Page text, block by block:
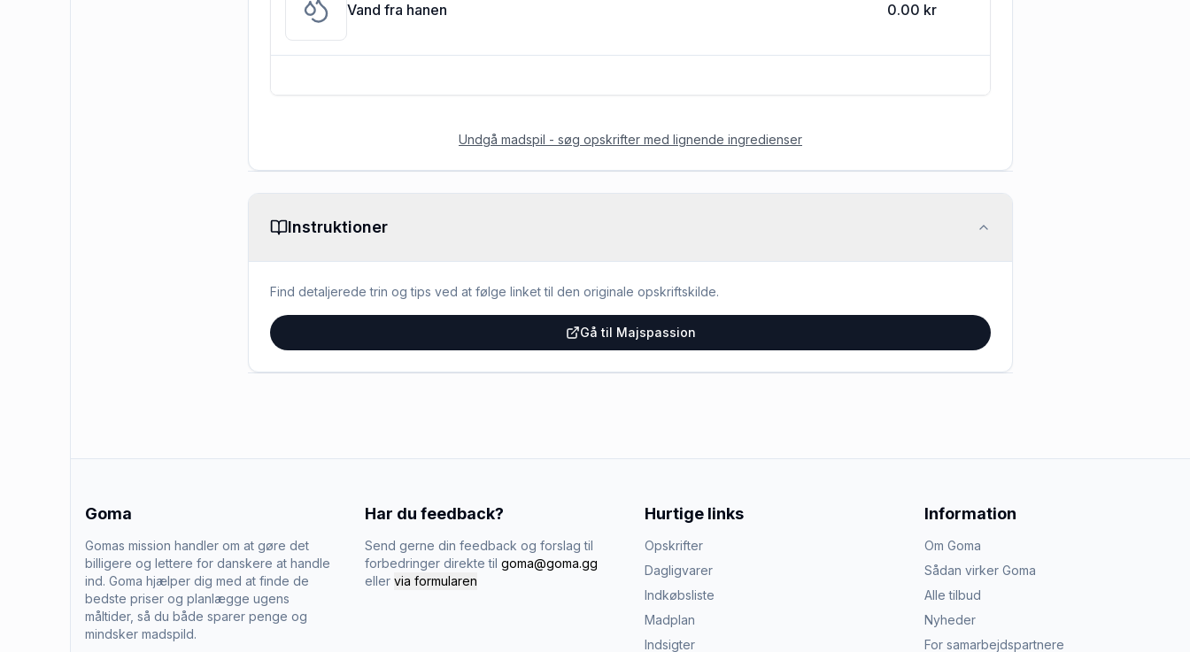
Vand fra hanen 0.00 kr
Undgå madspil - søg opskrifter med lignende ingredienser
Instruktioner
Find detaljerede trin og tips ved at følge linket til den originale opskriftskilde.
Gå til Majspassion
Goma
Gomas mission handler om at gøre det
billigere og lettere for danskere at handle
ind. Goma hjælper dig med at finde de
bedste priser og planlægge ugens
måltider, så du både sparer penge og
mindsker madspild.
Har du feedback?
Send gerne din feedback og forslag til
forbedringer direkte til goma@goma.gg
eller via formularen
Hurtige links
Opskrifter
Dagligvarer
Indkøbsliste
Madplan
Indsigter
Information
Om Goma
Sådan virker Goma
Alle tilbud
Nyheder
For samarbejdspartnere